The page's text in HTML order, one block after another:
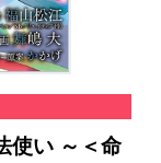
使い ～＜命